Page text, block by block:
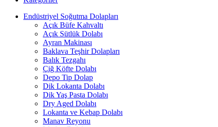
Endüstriyel Soğutma Dolapları
Açık Büfe Kahvaltı
Açık Sütlük Dolabı
Ayran Makinası
Baklava Teşhir Dolapları
Balık Tezgahı
Çiğ Köfte Dolabı
Depo Tip Dolap
Dik Lokanta Dolabı
Dik Yaş Pasta Dolabı
Dry Aged Dolabı
Lokanta ve Kebap Dolabı
Manav Reyonu